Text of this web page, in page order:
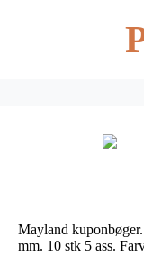
Mayland
mm. 10 stk 5 ass.